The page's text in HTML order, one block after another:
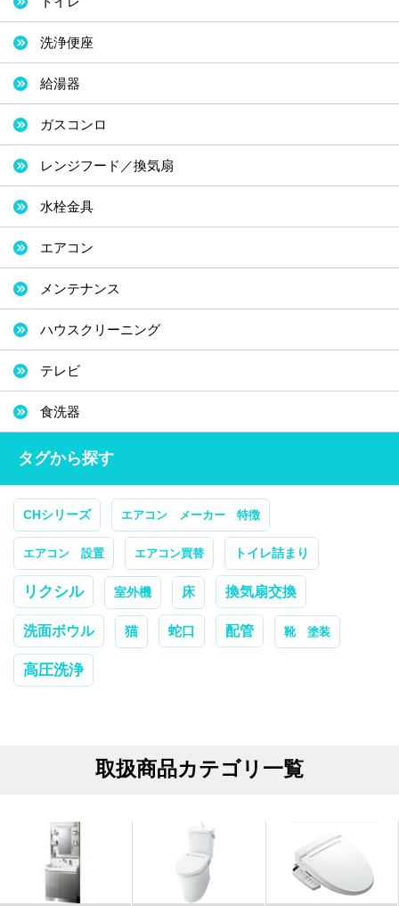
洗浄便座
給湯器
ガスコンロ
レンジフード／換気扇
水栓金具
エアコン
メンテナンス
ハウスクリーニング
テレビ
食洗器
タグから探す
CHシリーズ エアコン メーカー 特徴
エアコン 設置 エアコン買替 トイレ詰まり
リクシル 室外機 床 換気扇交換
洗面ボウル 猫 蛇口 配管 靴 塗装
高圧洗浄
取扱商品カテゴリ一覧